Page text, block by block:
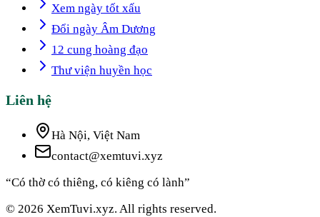
Xem ngày tốt xấu
Đổi ngày Âm Dương
12 cung hoàng đạo
Thư viện huyền học
Liên hệ
Hà Nội, Việt Nam
contact@xemtuvi.xyz
“Có thờ có thiêng, có kiêng có lành”
© 2026 XemTuvi.xyz. All rights reserved.